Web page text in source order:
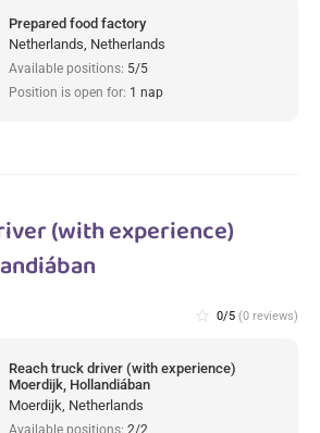
Prepared food factory
Netherlands, Netherlands
Available positions: 5/5
Position is open for: 1 nap
(with experience)
star_border 0/5 (0 reviews)
Reach truck driver (with experience)
Moerdijk, Hollandiában
Moerdijk, Netherlands
Available positions: 2/2